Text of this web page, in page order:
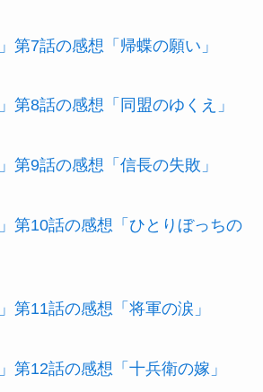
第7話の感想「帰蝶の願い」
第8話の感想「同盟のゆくえ」
第9話の感想「信長の失敗」
第10話の感想「ひとりぼっちの
第11話の感想「将軍の涙」
第12話の感想「十兵衛の嫁」